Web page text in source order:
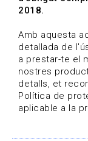
2018.
Amb aquesta
detallada de
a prestar-te el
nostres
detalls, et
Política de
aplicable a la